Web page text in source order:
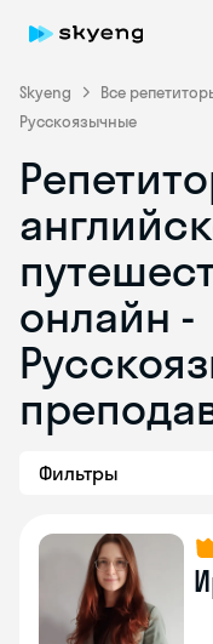
Skyeng Все
Русскоязычные
онлайн -
Фильтры
Skyeng Chat